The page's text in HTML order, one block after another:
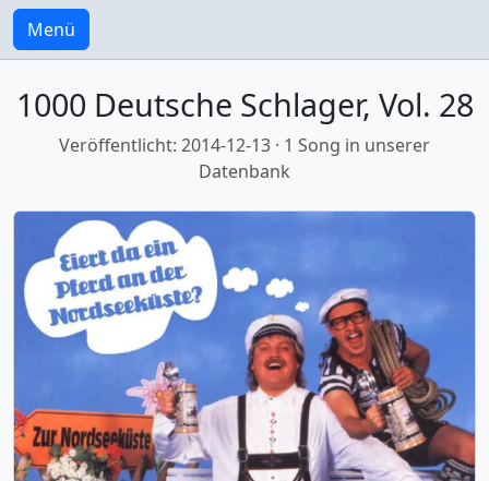
Menü
1000 Deutsche Schlager, Vol. 28
Veröffentlicht: 2014-12-13 · 1 Song in unserer
Datenbank